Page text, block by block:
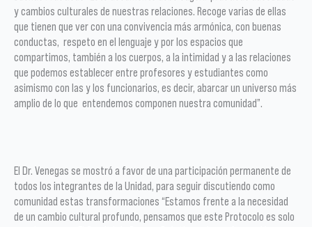
y cambios culturales de nuestras relaciones. Recoge varias de ellas
que tienen que ver con una convivencia más armónica, con buenas
conductas, respeto en el lenguaje y por los espacios que
compartimos, también a los cuerpos, a la intimidad y a las relaciones
que podemos establecer entre profesores y estudiantes como
asimismo con las y los funcionarios, es decir, abarcar un universo más
amplio de lo que entendemos componen nuestra comunidad”.
El Dr. Venegas se mostró a favor de una participación permanente de
todos los integrantes de la Unidad, para seguir discutiendo como
comunidad estas transformaciones “Estamos frente a la necesidad
de un cambio cultural profundo, pensamos que este Protocolo es solo